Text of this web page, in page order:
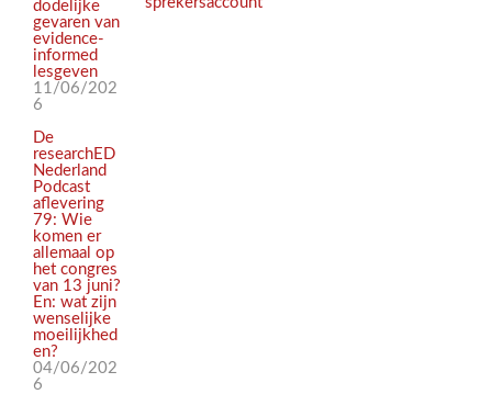
dodelijke
gevaren van
evidence-
informed
lesgeven
11/06/202
6
De
researchED
Nederland
Podcast
aflevering
79: Wie
komen er
allemaal op
het congres
van 13 juni?
En: wat zijn
wenselijke
moeilijkhed
en?
04/06/202
6